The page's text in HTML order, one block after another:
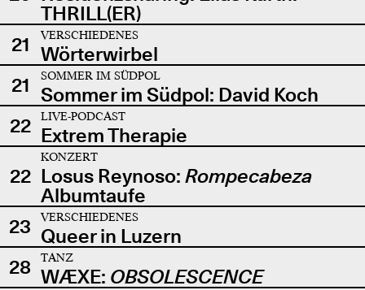
THRILL(ER)
21
VERSCHIEDENES
Wörterwirbel
21
SOMMER IM SÜDPOL
Sommer im Südpol: David Koch
22
LIVE-PODCAST
Extrem Therapie
22
KONZERT
Losus Reynoso: Rompecabeza
Albumtaufe
23
VERSCHIEDENES
Queer in Luzern
28
TANZ
WÆXE: OBSOLESCENCE